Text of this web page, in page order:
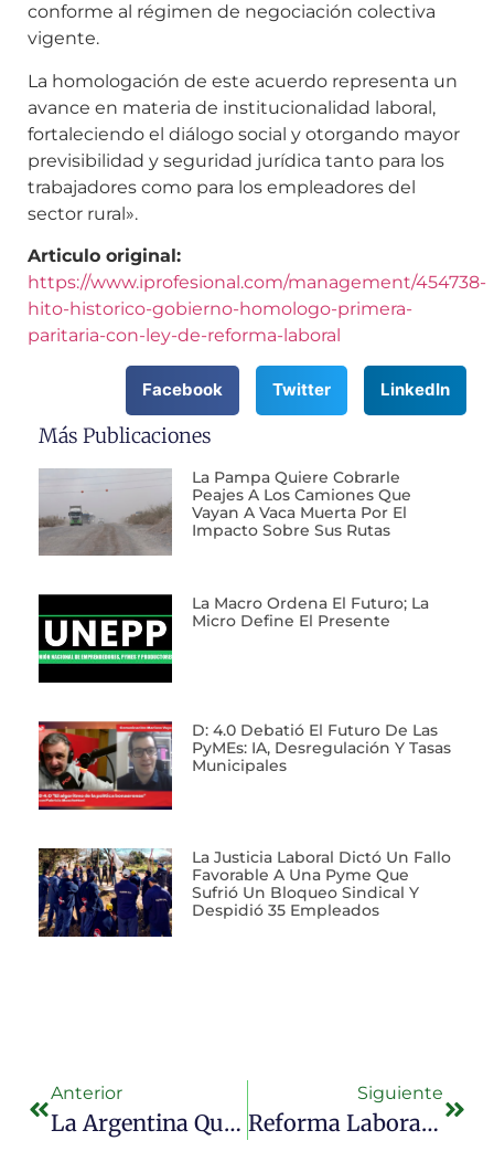
conforme al régimen de negociación colectiva
vigente.
La homologación de este acuerdo representa un
avance en materia de institucionalidad laboral,
fortaleciendo el diálogo social y otorgando mayor
previsibilidad y seguridad jurídica tanto para los
trabajadores como para los empleadores del
sector rural».
Articulo original:
https://www.iprofesional.com/management/454738-
hito-historico-gobierno-homologo-primera-
paritaria-con-ley-de-reforma-laboral
Facebook Twitter LinkedIn
Más Publicaciones
La Pampa Quiere Cobrarle
Peajes A Los Camiones Que
Vayan A Vaca Muerta Por El
Impacto Sobre Sus Rutas
La Macro Ordena El Futuro; La
Micro Define El Presente
D: 4.0 Debatió El Futuro De Las
PyMEs: IA, Desregulación Y Tasas
Municipales
La Justicia Laboral Dictó Un Fallo
Favorable A Una Pyme Que
Sufrió Un Bloqueo Sindical Y
Despidió 35 Empleados
Anterior
La Argentina Que Ayudó A Más De 50.000 Emprendedores De La Región Llegó A La Feria Del Libro
Siguiente
Reforma Laboral 2.0: ¿Seguir Reformando O Cerrar?, El Debate Que Planteó UNEPP En La UCEMA